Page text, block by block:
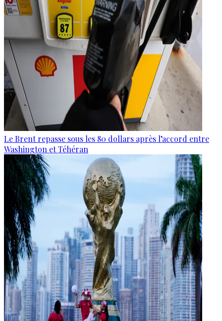
Le Brent repasse sous les 80 dollars après l’accord entre
Washington et Téhéran